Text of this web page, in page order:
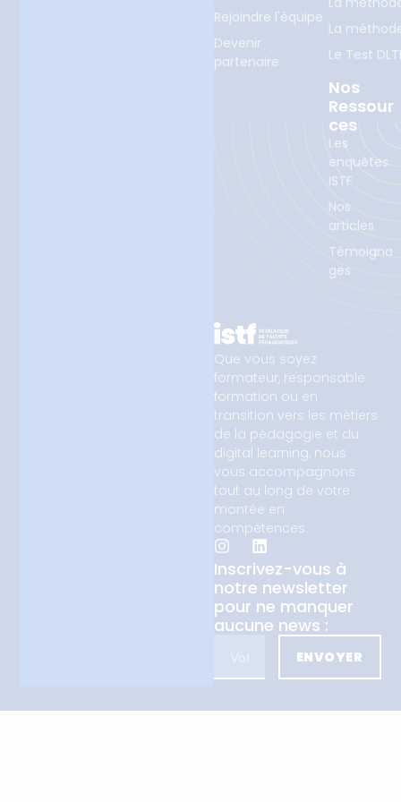
Que vous soyez
formateur, responsable
formation ou en
transition vers les métiers
de la pédagogie et du
digital learning, nous
vous accompagnons
tout au long de votre
montée en
compétences.
Inscrivez-vous à
notre newsletter
pour ne manquer
aucune news :
ENVOYER
Rejoindre l'équipe
Devenir
partenaire
La
Le Test
Nos
Ressour
Ces
Les
enquêtes
ISTF
Nos
articles
Témoigna
ges